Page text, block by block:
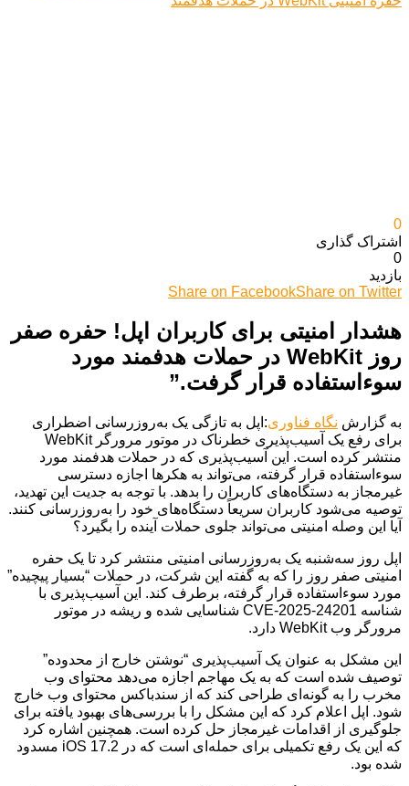
0
اشتراک گذاری‌
0
بازدید
Share on FacebookShare on Twitter
هشدار امنیتی برای کاربران اپل! حفره صفر
روز WebKit در حملات هدفمند مورد
سوءاستفاده قرار گرفت.”
به گزارش نگاه فناوری:اپل به تازگی یک به‌روزرسانی اضطراری
برای رفع یک آسیب‌پذیری خطرناک در موتور مرورگر WebKit
منتشر کرده است. این آسیب‌پذیری که در حملات هدفمند مورد
سوءاستفاده قرار گرفته، می‌تواند به هکرها اجازه دسترسی
غیرمجاز به دستگاه‌های کاربران را بدهد. با توجه به جدیت این تهدید،
توصیه می‌شود کاربران سریعاً دستگاه‌های خود را به‌روزرسانی کنند.
آیا این وصله امنیتی می‌تواند جلوی حملات آینده را بگیرد؟
اپل روز سه‌شنبه یک به‌روزرسانی امنیتی منتشر کرد تا یک حفره
امنیتی صفر روز را که به گفته این شرکت، در حملات “بسیار پیچیده”
مورد سوءاستفاده قرار گرفته، برطرف کند. این آسیب‌پذیری با
شناسه CVE-2025-24201 شناسایی شده و ریشه در موتور
مرورگر وب WebKit دارد.
این مشکل به عنوان یک آسیب‌پذیری “نوشتن خارج از محدوده”
توصیف شده است که به یک مهاجم اجازه می‌دهد محتوای وب
مخرب را به گونه‌ای طراحی کند که از سندباکس محتوای وب خارج
شود. اپل اعلام کرد که این مشکل را با بررسی‌های بهبود یافته برای
جلوگیری از اقدامات غیرمجاز حل کرده است. همچنین اشاره کرد
که این یک رفع تکمیلی برای حمله‌ای است که در iOS 17.2 مسدود
شده بود.